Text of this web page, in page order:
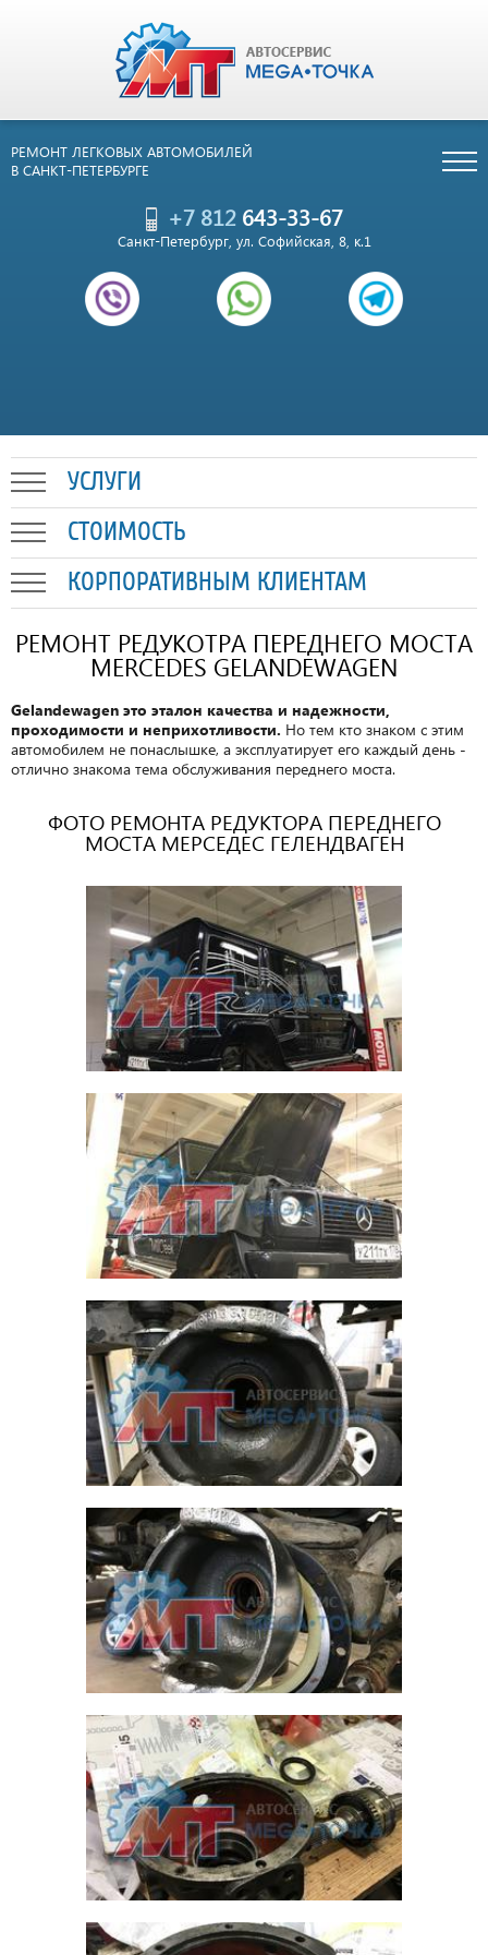
РЕМОНТ ЛЕГКОВЫХ АВТОМОБИЛЕЙ
В САНКТ-ПЕТЕРБУРГЕ
+7 812643-33-67
Санкт-Петербург, ул. Софийская, 8, к.1
УСЛУГИ
СТОИМОСТЬ
КОРПОРАТИВНЫМ КЛИЕНТАМ
РЕМОНТ РЕДУКОТРА ПЕРЕДНЕГО МОСТА
MERCEDES GELANDEWAGEN
Gelandewagen это эталон качества и надежности,
проходимости и неприхотливости. Но тем кто знаком с этим
автомобилем не понаслышке, а эксплуатирует его каждый день -
отлично знакома тема обслуживания переднего моста.
ФОТО РЕМОНТА РЕДУКТОРА ПЕРЕДНЕГО
МОСТА МЕРСЕДЕС ГЕЛЕНДВАГЕН